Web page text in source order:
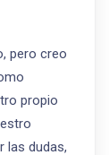
pero creo
propio
las dudas,